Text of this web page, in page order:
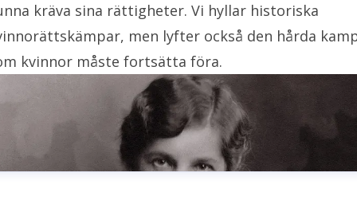
kräva sina rättigheter. Vi hyllar historiska
men lyfter också den hårda
kvinnor måste fortsätta föra.